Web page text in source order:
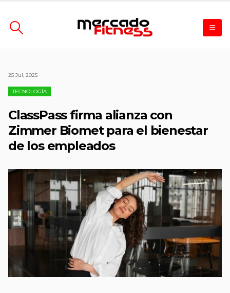
25 Jul, 2025
TECNOLOGÍA
ClassPass firma alianza con
Zimmer Biomet para el bienestar
de los empleados